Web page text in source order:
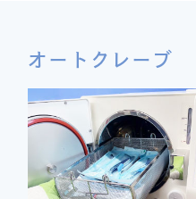
オートクレーブ